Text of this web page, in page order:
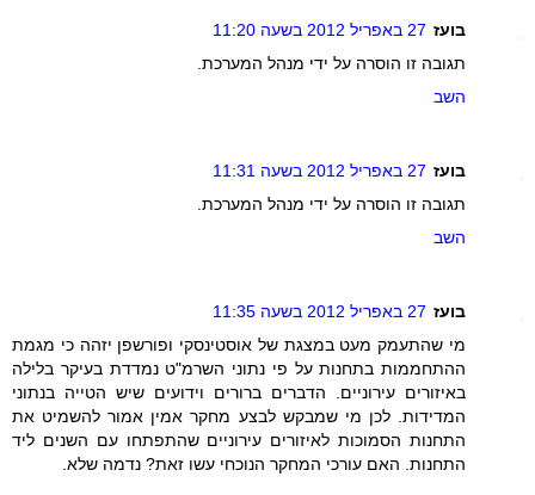
בועז 27 באפריל 2012 בשעה 11:20
תגובה זו הוסרה על ידי מנהל המערכת.
השב
בועז 27 באפריל 2012 בשעה 11:31
תגובה זו הוסרה על ידי מנהל המערכת.
השב
בועז 27 באפריל 2012 בשעה 11:35
מי שהתעמק מעט במצגת של אוסטינסקי ופורשפן יזהה כי מגמת
ההתחממות בתחנות על פי נתוני השרמ"ט נמדדת בעיקר בלילה
באיזורים עירוניים. הדברים ברורים וידועים שיש הטייה בנתוני
המדידות. לכן מי שמבקש לבצע מחקר אמין אמור להשמיט את
התחנות הסמוכות לאיזורים עירוניים שהתפתחו עם השנים ליד
התחנות. האם עורכי המחקר הנוכחי עשו זאת? נדמה שלא.